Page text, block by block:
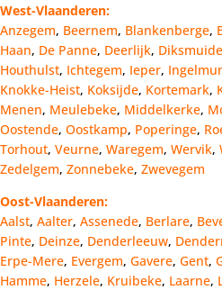
West-Vlaanderen:
Anzegem, Beernem, Blankenberge,
Haan, De Panne, Deerlijk, Diksmuide
Houthulst, Ichtegem, Ieper,
Knokke-Heist, Koksijde, Kortemark,
Menen, Meulebeke, Middelkerke,
Oostende, Oostkamp, Poperinge,
Torhout, Veurne, Waregem, Wervik,
Zedelgem, Zonnebeke, Zwevegem
Oost-Vlaanderen:
Aalst, Aalter, Assenede, Berlare,
Pinte, Deinze, Denderleeuw,
Erpe-Mere, Evergem, Gavere, Gent,
Hamme, Herzele, Kruibeke, Laarne,